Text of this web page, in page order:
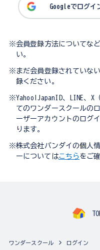
Googleでログイ
※会員登録方法についてな
い。
※まだ会員登録されていない
録ください。
※Yahoo!JapanID、LINE、
てのワンダースクールの
ーザーアカウントのログ
ります。
※株式会社バンダイの個人
ーについてはこちら をご
ワンダースクール ログイン